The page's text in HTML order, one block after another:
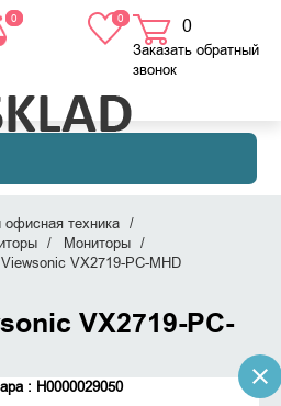
0 0 0
в корзине
Заказать обратный
звонок
техника
Мониторы
VX2719-PC-MHD
VX2719-PC-
: Н0000029050